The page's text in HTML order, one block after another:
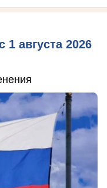
1 августа 2026